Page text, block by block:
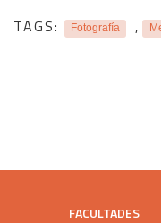
TAGS:
Fotografía ,
FACULTADES